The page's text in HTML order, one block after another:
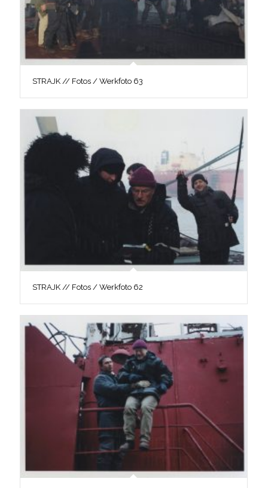
STRAJK // Fotos / Werkfoto 63
STRAJK // Fotos / Werkfoto 62